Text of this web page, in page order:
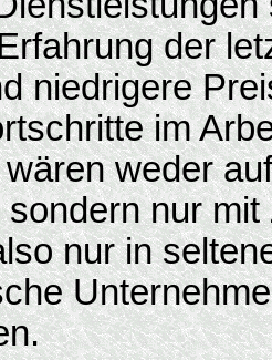
der
niedrigere
im
weder
sondern nur
nur in